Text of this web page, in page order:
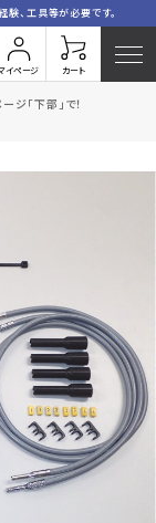
イページ カート
、工具等が必要です。
「下部」で！